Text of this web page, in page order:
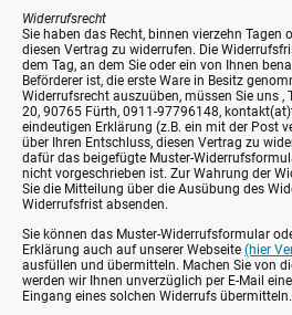
Widerrufsrecht
Sie haben das Recht, binnen vierzehn Tagen
diesen Vertrag zu widerrufen. Die
dem Tag, an dem Sie oder ein von Ihnen
Beförderer ist, die erste Ware in Besitz
Widerrufsrecht auszuüben, müssen Sie uns ,
20, 90765 Fürth, 0911-97796148,
eindeutigen Erklärung (z.B. ein mit der Post
über Ihren Entschluss, diesen Vertrag zu
dafür das beigefügte Muster-
nicht vorgeschrieben ist. Zur Wahrung der
Sie die Mitteilung über die Ausübung des
Widerrufsfrist absenden.
Sie können das Muster-Widerrufsformular
Erklärung auch auf unserer Webseite (hier
ausfüllen und übermitteln. Machen Sie von
werden wir Ihnen unverzüglich per E-Mail
Eingang eines solchen Widerrufs übermitteln.